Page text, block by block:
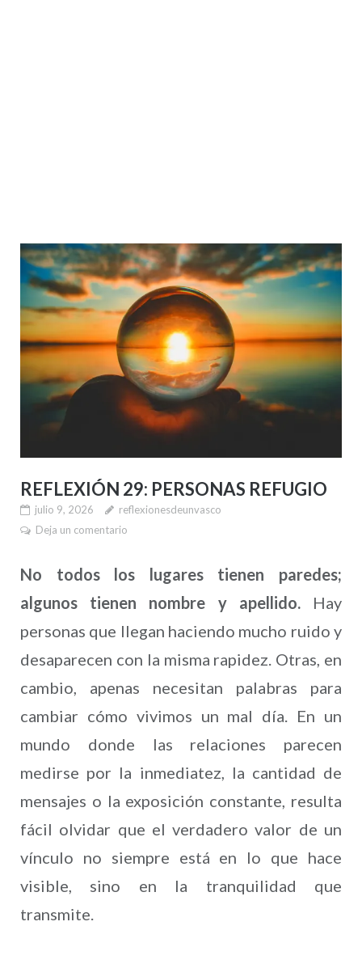
REFLEXIÓN 29: PERSONAS REFUGIO
julio 9, 2026
reflexionesdeunvasco
Deja un comentario
No todos los lugares tienen paredes;
algunos tienen nombre y apellido.Hay
personas que llegan haciendo mucho ruido y
desaparecen con la misma rapidez. Otras, en
cambio, apenas necesitan palabras para
cambiar cómo vivimos un mal día. En un
mundo donde las relaciones parecen
medirse por la inmediatez, la cantidad de
mensajes o la exposición constante, resulta
fácil olvidar que el verdadero valor de un
vínculo no siempre está en lo que hace
visible, sino en la tranquilidad que
transmite.